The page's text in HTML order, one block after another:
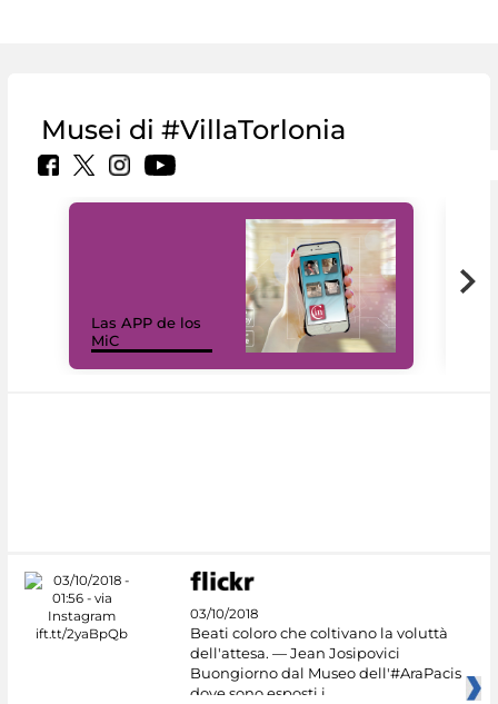
Musei di #VillaTorlonia
Las APP de los
MiC
03/10/2018
Beati coloro che coltivano la voluttà
dell'attesa. — Jean Josipovici
Buongiorno dal Museo dell'#AraPacis
dove sono esposti i